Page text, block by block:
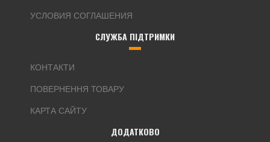
УСЛОВИЯ СОГЛАШЕНИЯ
СЛУЖБА ПІДТРИМКИ
КОНТАКТИ
ПОВЕРНЕННЯ ТОВАРУ
КАРТА САЙТУ
ДОДАТКОВО